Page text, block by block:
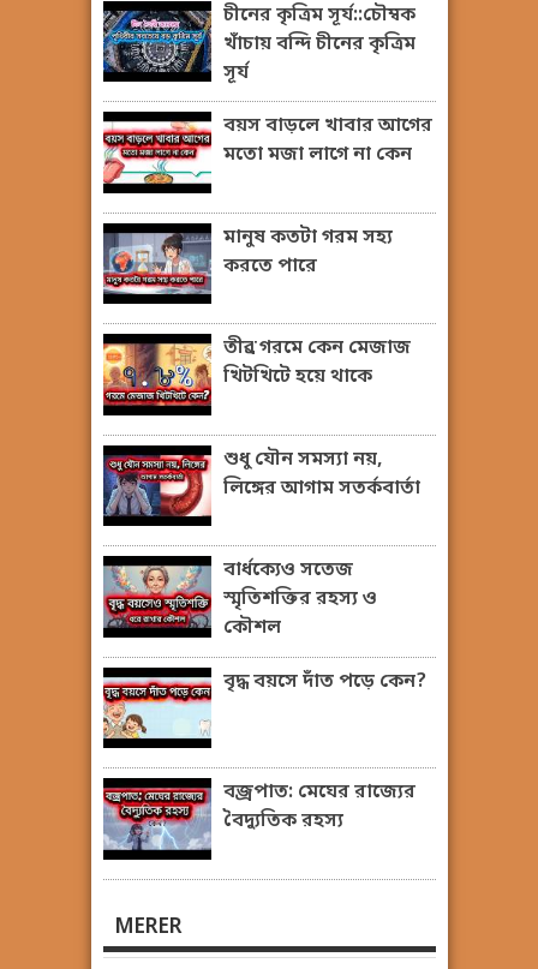
চীনের কৃত্রিম সূর্য::চৌম্বক
খাঁচায় বন্দি চীনের কৃত্রিম
সূর্য
বয়স বাড়লে খাবার আগের
মতো মজা লাগে না কেন
মানুষ কতটা গরম সহ্য
করতে পারে
তীব্র গরমে কেন মেজাজ
খিটখিটে হয়ে থাকে
শুধু যৌন সমস্যা নয়,
লিঙ্গের আগাম সতর্কবার্তা
বার্ধক্যেও সতেজ
স্মৃতিশক্তির রহস্য ও
কৌশল
বৃদ্ধ বয়সে দাঁত পড়ে কেন?
বজ্রপাত: মেঘের রাজ্যের
বৈদ্যুতিক রহস্য
MERER